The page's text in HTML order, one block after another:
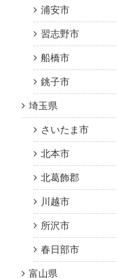
浦安市
習志野市
船橋市
銚子市
埼玉県
さいたま市
北本市
北葛飾郡
川越市
所沢市
春日部市
富山県